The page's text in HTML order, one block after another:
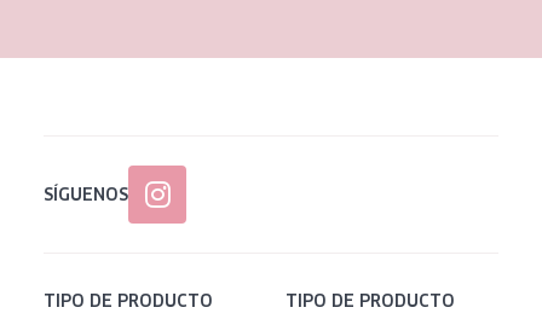
SÍGUENOS
TIPO DE PRODUCTO TIPO DE PRODUCTO